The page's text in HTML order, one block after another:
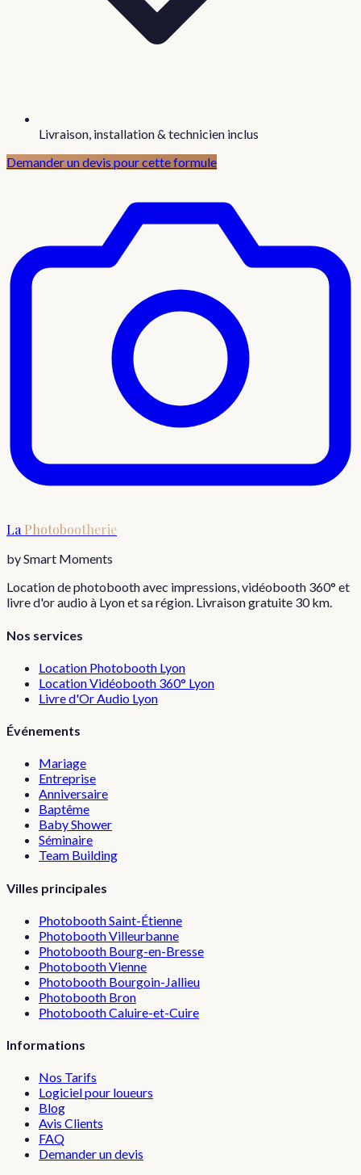
Livraison, installation & technicien inclus
Demander un devis pour cette formule
LaPhotobootherie
by Smart Moments
Location de photobooth avec impressions, vidéobooth 360° et
livre d'or audio à Lyon et sa région. Livraison gratuite 30 km.
Nos services
Location Photobooth Lyon
Location Vidéobooth 360° Lyon
Livre d'Or Audio Lyon
Événements
Mariage
Entreprise
Anniversaire
Baptême
Baby Shower
Séminaire
Team Building
Villes principales
PhotoboothSaint-Étienne
PhotoboothVilleurbanne
Photobooth Bourg-en-Bresse
PhotoboothVienne
Photobooth Bourgoin-Jallieu
Photobooth Bron
PhotoboothCaluire-et-Cuire
Informations
Nos Tarifs
Logiciel pour loueurs
Blog
Avis Clients
FAQ
Demander un devis